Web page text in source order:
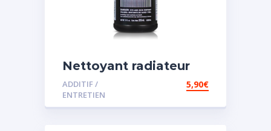
Nettoyant radiateur
ADDITIF /
ENTRETIEN
5,90€